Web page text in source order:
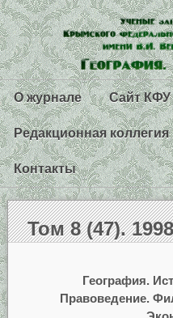
О журнале Сайт КФУ
Редакционная коллегия
Контакты
Том 8 (47).
География.
Правоведение.